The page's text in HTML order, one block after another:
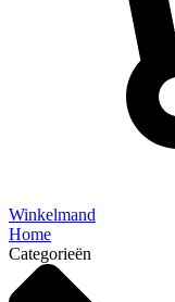
Winkelmand
Home
Categorieën